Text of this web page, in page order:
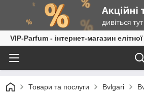
VIP-Parfum - інтернет-магазин
Товари та послуги Bvlgari